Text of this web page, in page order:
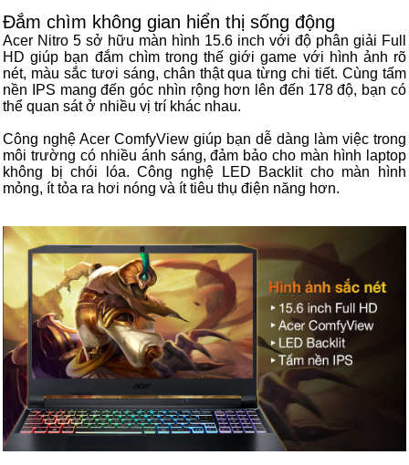
Đắm chìm không gian hiển thị sống động
Acer Nitro 5 sở hữu màn hình 15.6 inch với độ phân giải Full
HD giúp bạn đắm chìm trong thế giới game với hình ảnh rõ
nét, màu sắc tươi sáng, chân thật qua từng chi tiết. Cùng tấm
nền IPS mang đến góc nhìn rộng hơn lên đến 178 độ, bạn có
thể quan sát ở nhiều vị trí khác nhau.
Công nghệ Acer ComfyView giúp bạn dễ dàng làm việc trong
môi trường có nhiều ánh sáng, đảm bảo cho màn hình laptop
không bị chói lóa. Công nghệ LED Backlit cho màn hình
mỏng, ít tỏa ra hơi nóng và ít tiêu thụ điện năng hơn.